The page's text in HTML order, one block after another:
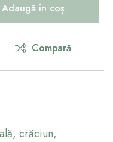
Adaugă în coș
Compară
, crăciun,